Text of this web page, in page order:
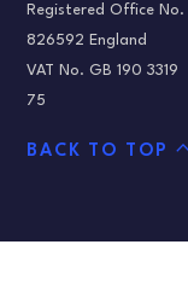
Registered Office No.
826592 England
VAT No. GB 190 3319
75
BACK TO TOP